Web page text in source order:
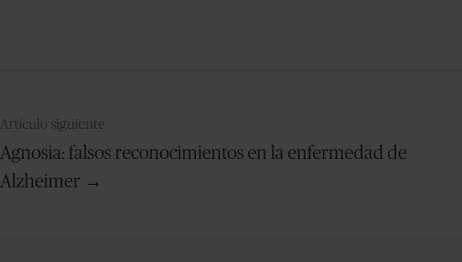
Artículo siguiente
Agnosia: falsos reconocimientos en la enfermedad de
Alzheimer →